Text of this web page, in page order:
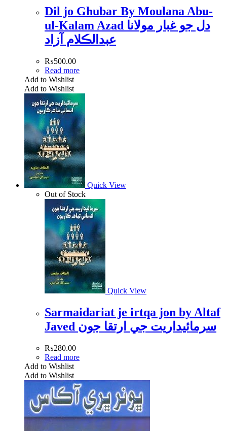
Dil jo Ghubar By Moulana Abu-
ul-Kalam Azad دل جو غبار مولانا
عبدالڪلام آزاد
₨500.00
Read more
Add to Wishlist
Add to Wishlist
Quick View
Out of Stock
Quick View
Sarmaidariat je irtqa jon by Altaf
Javed سرمائيداريت جي ارتقا جون
₨280.00
Read more
Add to Wishlist
Add to Wishlist